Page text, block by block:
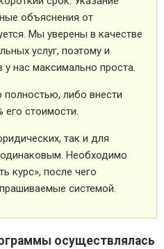
объяснения от
Мы уверены в качестве
услуг, поэтому и
у нас максимально проста.
либо внести
его стоимости.
так и для
Необходимо
курс», после чего
системой.
осуществлялась